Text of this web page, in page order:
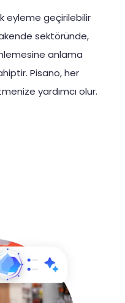
eyleme geçirilebilir
sektöründe,
anlama
Pisano, her
yardımcı olur.